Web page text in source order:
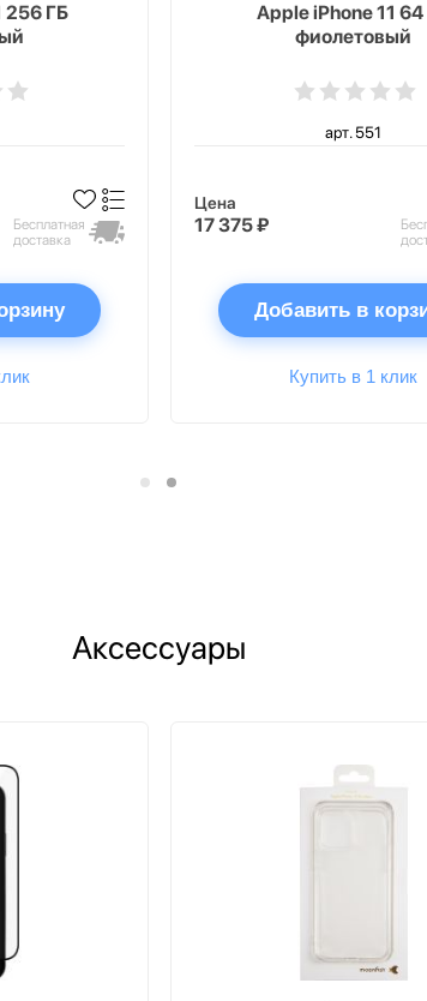
256 ГБ
Бесплатная
доставка
Apple iPhone 11
фиолетовый
арт. 551
Цена
17 375 ₽
Добавить в
Купить в 1 клик
Аксессуары